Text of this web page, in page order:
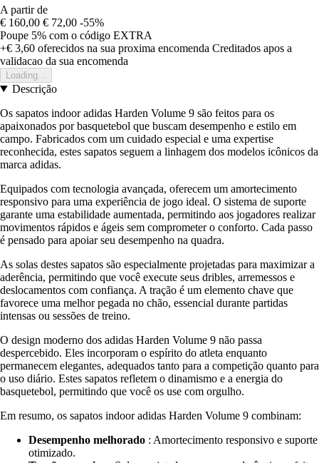
A partir de
€ 160,00 € 72,00 -55%
Poupe 5% com o código EXTRA
+€ 3,60 oferecidos na sua proxima encomenda Creditados apos a
validacao da sua encomenda
Loading...
Descrição
Os sapatos indoor adidas Harden Volume 9 são feitos para os
apaixonados por basquetebol que buscam desempenho e estilo em
campo. Fabricados com um cuidado especial e uma expertise
reconhecida, estes sapatos seguem a linhagem dos modelos icônicos da
marca adidas.
Equipados com tecnologia avançada, oferecem um amortecimento
responsivo para uma experiência de jogo ideal. O sistema de suporte
garante uma estabilidade aumentada, permitindo aos jogadores realizar
movimentos rápidos e ágeis sem comprometer o conforto. Cada passo
é pensado para apoiar seu desempenho na quadra.
As solas destes sapatos são especialmente projetadas para maximizar a
aderência, permitindo que você execute seus dribles, arremessos e
deslocamentos com confiança. A tração é um elemento chave que
favorece uma melhor pegada no chão, essencial durante partidas
intensas ou sessões de treino.
O design moderno dos adidas Harden Volume 9 não passa
despercebido. Eles incorporam o espírito do atleta enquanto
permanecem elegantes, adequados tanto para a competição quanto para
o uso diário. Estes sapatos refletem o dinamismo e a energia do
basquetebol, permitindo que você os use com orgulho.
Em resumo, os sapatos indoor adidas Harden Volume 9 combinam:
Desempenho melhorado : Amortecimento responsivo e suporte
otimizado.